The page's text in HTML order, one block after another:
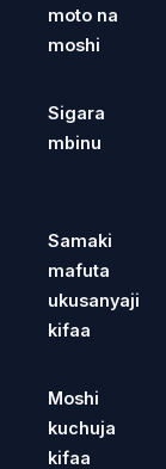
moto na
moshi
Sigara
mbinu
Samaki
mafuta
ukusanyaji
kifaa
Moshi
kuchuja
kifaa